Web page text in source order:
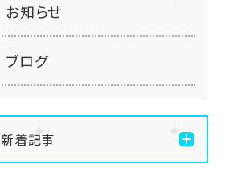
お知らせ
ブログ
新着記事